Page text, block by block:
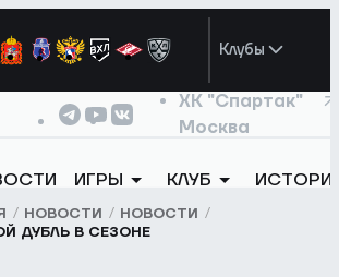
Клубы
ХК "Спартак"
Москва
ИГРЫ КЛУБ
НОВОСТИ
НОВОСТИ
ДУБЛЬ В СЕЗОНЕ